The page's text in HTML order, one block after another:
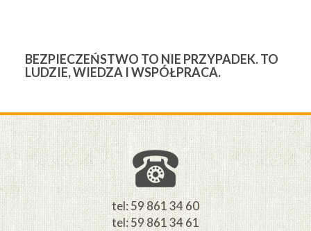
BEZPIECZEŃSTWO TO NIE PRZYPADEK. TO
LUDZIE, WIEDZA I WSPÓŁPRACA.
tel: 59 861 34 60
tel: 59 861 34 61